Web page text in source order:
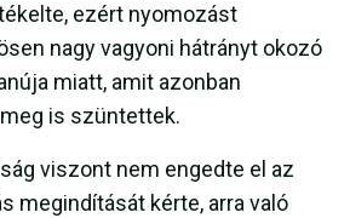
ezért nyomozást
nagy vagyoni hátrányt okozó
miatt, amit azonban
is szüntettek.
viszont nem engedte el az
megindítását kérte, arra való